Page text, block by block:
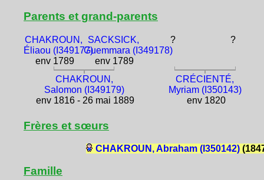
Parents et grand-parents
CHAKROUN,
Éliaou (I349177)
env 1789
SACKSICK,
Guemmara (I349178)
env 1789
? ?
CHAKROUN,
Salomon (I349179)
env 1816 - 26 mai 1889
CRÉCIENTÉ,
Myriam (I350143)
env 1820
Frères et sœurs
CHAKROUN, Abraham (I350142)
Famille